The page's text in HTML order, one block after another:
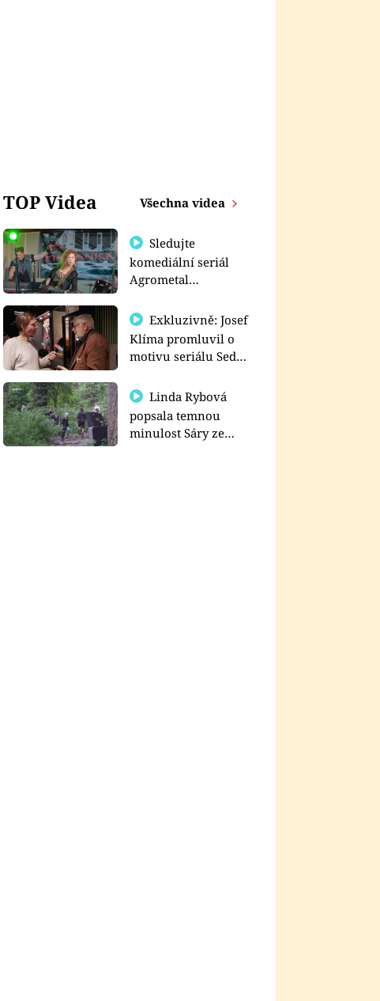
TOP Videa Všechna videa
Sledujte
komediální seriál
Agrometal
prima+
Exkluzivně: Josef
Klíma promluvil o
motivu seriálu Sedm
Linda Rybová
popsala temnou
minulost Sáry ze